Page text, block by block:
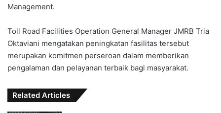
Management.
Toll Road Facilities Operation General Manager JMRB Tria
Oktaviani mengatakan peningkatan fasilitas tersebut
merupakan komitmen perseroan dalam memberikan
pengalaman dan pelayanan terbaik bagi masyarakat.
Related Articles